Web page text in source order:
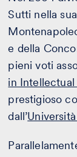
Sutti nella
e della
pieni voti
in
prestigioso
dall’